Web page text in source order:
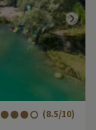
(8.5/10)